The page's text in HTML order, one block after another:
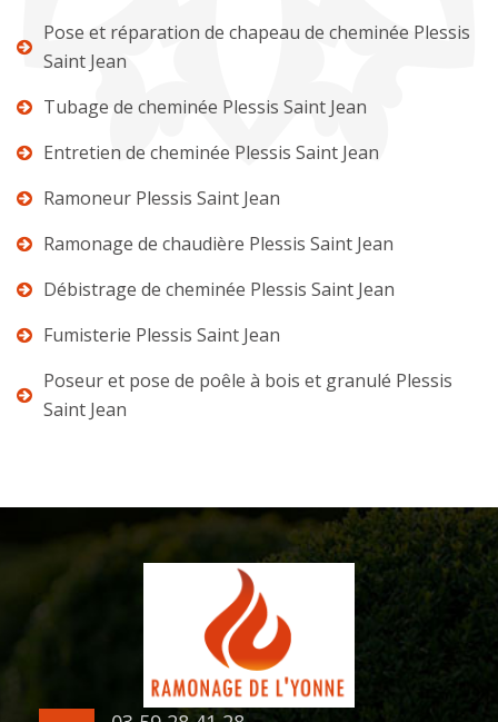
Pose et réparation de chapeau de cheminée Plessis
Saint Jean
Tubage de cheminée Plessis Saint Jean
Entretien de cheminée Plessis Saint Jean
Ramoneur Plessis Saint Jean
Ramonage de chaudière Plessis Saint Jean
Débistrage de cheminée Plessis Saint Jean
Fumisterie Plessis Saint Jean
Poseur et pose de poêle à bois et granulé Plessis
Saint Jean